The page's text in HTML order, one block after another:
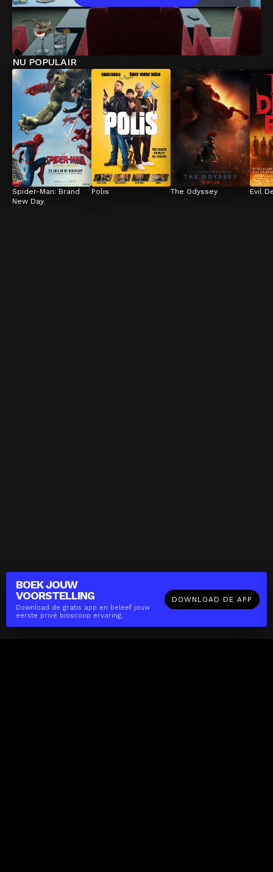
BOEK JOUW
VOORSTELLING
Download de gratis app en beleef jouw
eerste privé bioscoop ervaring.
DOWNLOAD DE APP
NU POPULAIR
Spider-Man: Brand
New Day
Polis The Odyssey Evil